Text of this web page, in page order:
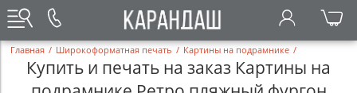
Главная / Широкоформатная печать / Картины на подрамнике /
Купить и печать на заказ Картины на